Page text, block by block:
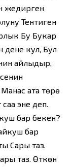
жедирген
Тентиген
Бу Букар
дене кул, Бул
айлыңдыр,
атаң төрө
эне деп.
бар бекен?
бар
Сары таз.
таз. Өткөн